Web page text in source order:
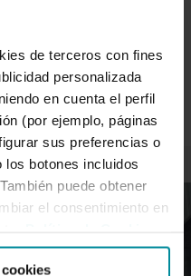
de terceros con fines
personalizada
en cuenta el perfil
(por ejemplo, páginas
sus preferencias o
botones incluidos
puede obtener
el consentimiento en
millones de euros,
ha colocado hoy, a